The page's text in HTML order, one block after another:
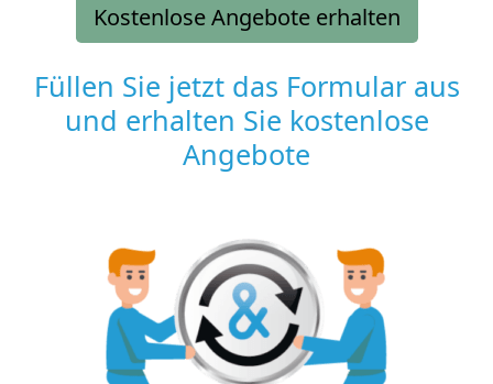
Kostenlose Angebote erhalten
Füllen Sie jetzt das Formular aus
und erhalten Sie kostenlose
Angebote